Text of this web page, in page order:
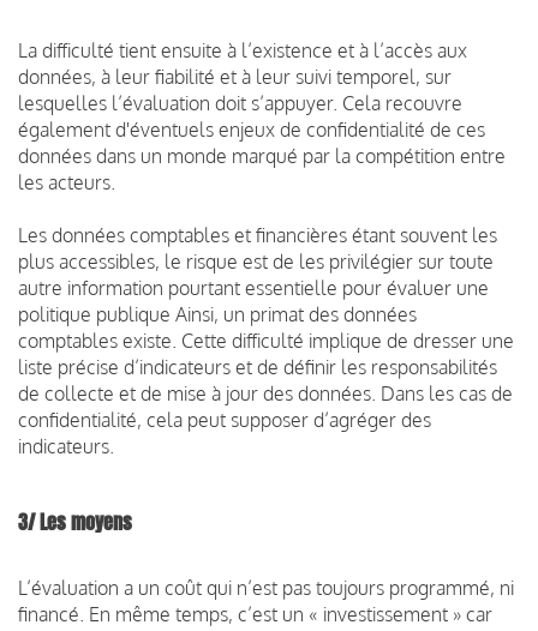
La difficulté tient ensuite à l’existence et à l’accès aux
données, à leur fiabilité et à leur suivi temporel, sur
lesquelles l’évaluation doit s’appuyer. Cela recouvre
également d'éventuels enjeux de confidentialité de ces
données dans un monde marqué par la compétition entre
les acteurs.
Les données comptables et financières étant souvent les
plus accessibles, le risque est de les privilégier sur toute
autre information pourtant essentielle pour évaluer une
politique publique Ainsi, un primat des données
comptables existe. Cette difficulté implique de dresser une
liste précise d’indicateurs et de définir les responsabilités
de collecte et de mise à jour des données. Dans les cas de
confidentialité, cela peut supposer d’agréger des
indicateurs.
3/ Les moyens
L’évaluation a un coût qui n’est pas toujours programmé, ni
financé. En même temps, c’est un « investissement » car